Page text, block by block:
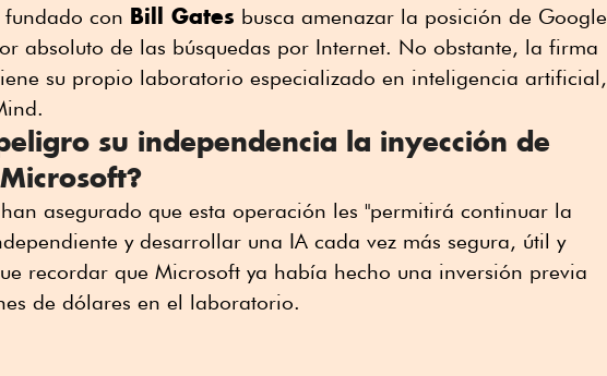
con Bill Gates busca amenazar la posición de Google
absoluto de las búsquedas por Internet. No obstante, la firma
su propio laboratorio especializado en inteligencia artificial,
su independencia la inyección de
asegurado que esta operación les "permitirá continuar la
y desarrollar una IA cada vez más segura, útil y
recordar que Microsoft ya había hecho una inversión previa
de dólares en el laboratorio.